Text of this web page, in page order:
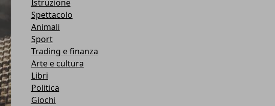
Istruzione
Spettacolo
Animali
Sport
Trading e finanza
Arte e cultura
Libri
Politica
Giochi